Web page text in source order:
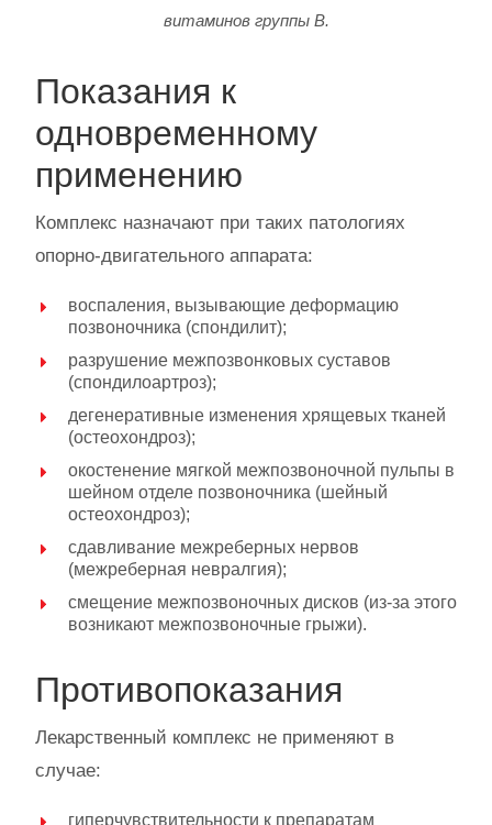
витаминов группы В.
Показания к
одновременному
применению
Комплекс назначают при таких патологиях
опорно-двигательного аппарата:
воспаления, вызывающие деформацию
позвоночника (спондилит);
разрушение межпозвонковых суставов
(спондилоартроз);
дегенеративные изменения хрящевых тканей
(остеохондроз);
окостенение мягкой межпозвоночной пульпы в
шейном отделе позвоночника (шейный
остеохондроз);
сдавливание межреберных нервов
(межреберная невралгия);
смещение межпозвоночных дисков (из-за этого
возникают межпозвоночные грыжи).
Противопоказания
Лекарственный комплекс не применяют в
случае:
гиперчувствительности к препаратам